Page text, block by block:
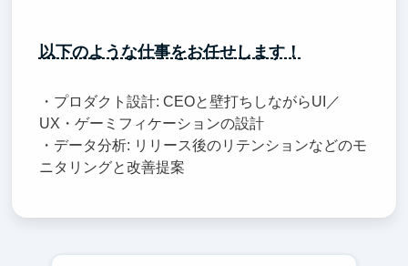
以下のような仕事をお任せします！
・プロダクト設計: CEOと壁打ちしながらUI／
UX・ゲーミフィケーションの設計
・データ分析: リリース後のリテンションなどのモ
ニタリングと改善提案